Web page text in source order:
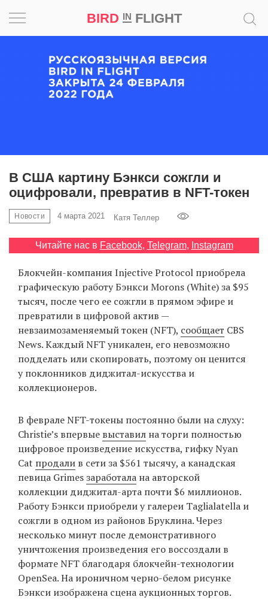
BIRD INFLIGHT
EN
UA
В США картину Бэнкси сожгли и
оцифровали, превратив в NFT-токен
Новости 4 марта 2021 Катя Теллер
Читайте нас в Facebook, Telegram, Instagram
Блокчейн-компания Injective Protocol приобрела
графическую работу Бэнкси Morons (White) за $95
тысяч, после чего ее сожгли в прямом эфире и
превратили в цифровой актив —
невзаимозаменяемый токен (NFT), сообщает CBS
News. Каждый NFT уникален, его невозможно
подделать или скопировать, поэтому он ценится
у поклонников диджитал-искусства и
коллекционеров.
В феврале NFT-токены постоянно были на слуху:
Christie’s впервые выставил на торги полностью
цифровое произведение искусства, гифку Nyan
Cat продали в сети за $561 тысячу, а канадская
певица Grimesзаработала на авторской
коллекции диджитал-арта почти $6 миллионов.
Работу Бэнкси приобрели у галереи Taglialatella и
сожгли в одном из районов Бруклина. Через
несколько минут после демонстративного
уничтожения произведения его воссоздали в
формате NFT благодаря блокчейн-технологии
OpenSea. На ироничном черно-белом рисунке
Бэнкси изображена сцена аукционных торгов.